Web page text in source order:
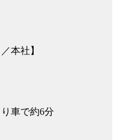
本社】
車で約6分